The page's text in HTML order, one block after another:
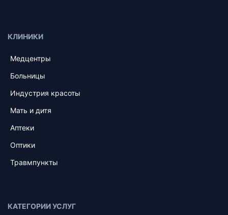
КЛИНИКИ
Медцентры
Больницы
Индустрия красоты
Мать и дитя
Аптеки
Оптики
Травмпункты
КАТЕГОРИИ УСЛУГ